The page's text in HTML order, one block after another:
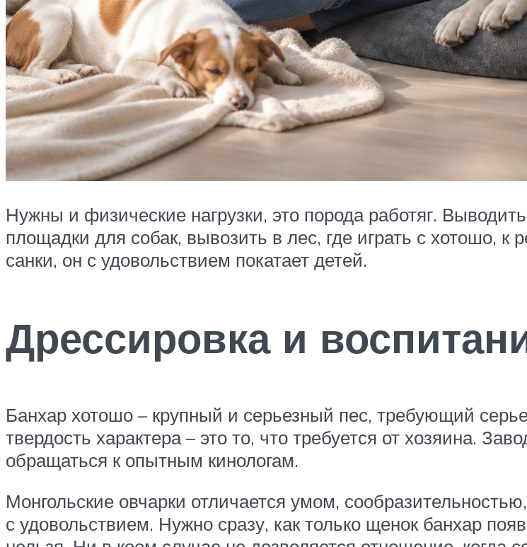
Нужны и физические нагрузки, это порода работяг.
площадки для собак, вывозить в лес, где играть с хотошо, к
санки, он с удовольствием покатает детей.
Дрессировка и
Банхар хотошо – крупный и серьезный пес, требующий
твердость характера – это то, что требуется от хозяина.
обращаться к опытным кинологам.
Монгольские овчарки отличается умом,
с удовольствием. Нужно сразу, как только щенок банхар